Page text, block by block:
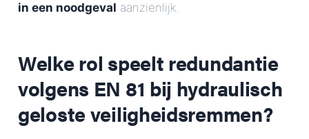
in een noodgeval aanzienlijk.
Welke rol speelt redundantie
volgens EN 81 bij hydraulisch
geloste veiligheidsremmen?